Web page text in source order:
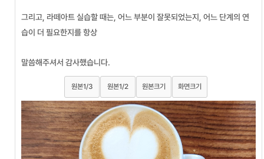
그리고, 라떼아트 실습할 때는, 어느 부분이 잘못되었는지, 어느 단계의 연
습이 더 필요한지를 항상
말씀해주셔서 감사했습니다.
원본1/3 원본1/2 원본크기 화면크기